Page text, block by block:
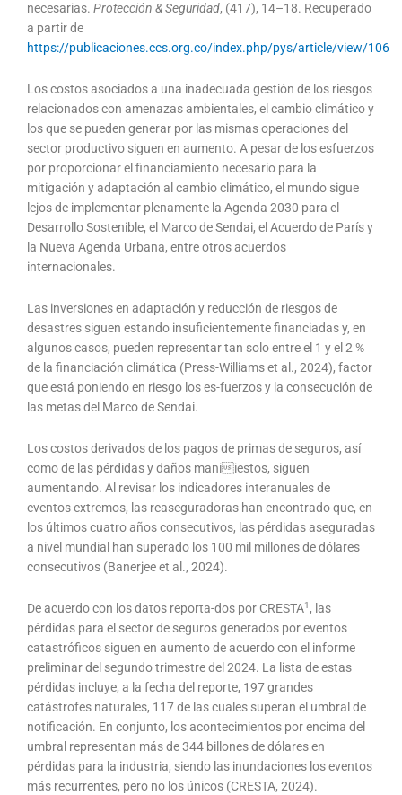
necesarias. Protección & Seguridad, (417), 14–18. Recuperado
a partir de
https://publicaciones.ccs.org.co/index.php/pys/article/view/106
Los costos asociados a una inadecuada gestión de los riesgos
relacionados con amenazas ambientales, el cambio climático y
los que se pueden generar por las mismas operaciones del
sector productivo siguen en aumento. A pesar de los esfuerzos
por proporcionar el financiamiento necesario para la
mitigación y adaptación al cambio climático, el mundo sigue
lejos de implementar plenamente la Agenda 2030 para el
Desarrollo Sostenible, el Marco de Sendai, el Acuerdo de París y
la Nueva Agenda Urbana, entre otros acuerdos
internacionales.
Las inversiones en adaptación y reducción de riesgos de
desastres siguen estando insuficientemente financiadas y, en
algunos casos, pueden representar tan solo entre el 1 y el 2 %
de la financiación climática (Press-Williams et al., 2024), factor
que está poniendo en riesgo los es-fuerzos y la consecución de
las metas del Marco de Sendai.
Los costos derivados de los pagos de primas de seguros, así
como de las pérdidas y daños maniiestos, siguen
aumentando. Al revisar los indicadores interanuales de
eventos extremos, las reaseguradoras han encontrado que, en
los últimos cuatro años consecutivos, las pérdidas aseguradas
a nivel mundial han superado los 100 mil millones de dólares
consecutivos (Banerjee et al., 2024).
De acuerdo con los datos reporta-dos por CRESTA1 , las
pérdidas para el sector de seguros generados por eventos
catastróficos siguen en aumento de acuerdo con el informe
preliminar del segundo trimestre del 2024. La lista de estas
pérdidas incluye, a la fecha del reporte, 197 grandes
catástrofes naturales, 117 de las cuales superan el umbral de
notificación. En conjunto, los acontecimientos por encima del
umbral representan más de 344 billones de dólares en
pérdidas para la industria, siendo las inundaciones los eventos
más recurrentes, pero no los únicos (CRESTA, 2024).